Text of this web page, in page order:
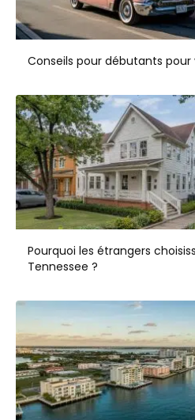
Conseils pour débutants pour
Pourquoi les étrangers
Tennessee ?